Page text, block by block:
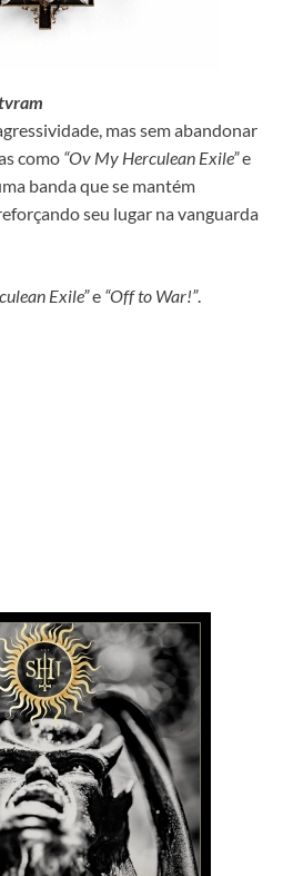
mas sem abandonar
como “Ov My Herculean Exile”e
banda que se mantém
seu lugar na vanguarda
Exile”e “Off to War!”.